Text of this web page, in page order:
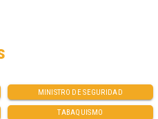
MINISTRO DE SEGURIDAD
TABAQUISMO